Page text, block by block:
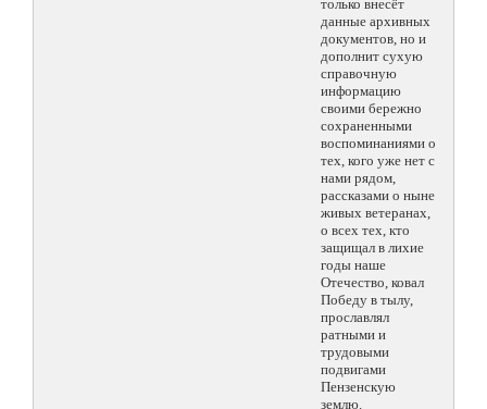
только внесёт
данные архивных
документов, но и
дополнит сухую
справочную
информацию
своими бережно
сохраненными
воспоминаниями о
тех, кого уже нет с
нами рядом,
рассказами о ныне
живых ветеранах,
о всех тех, кто
защищал в лихие
годы наше
Отечество, ковал
Победу в тылу,
прославлял
ратными и
трудовыми
подвигами
Пензенскую
землю.